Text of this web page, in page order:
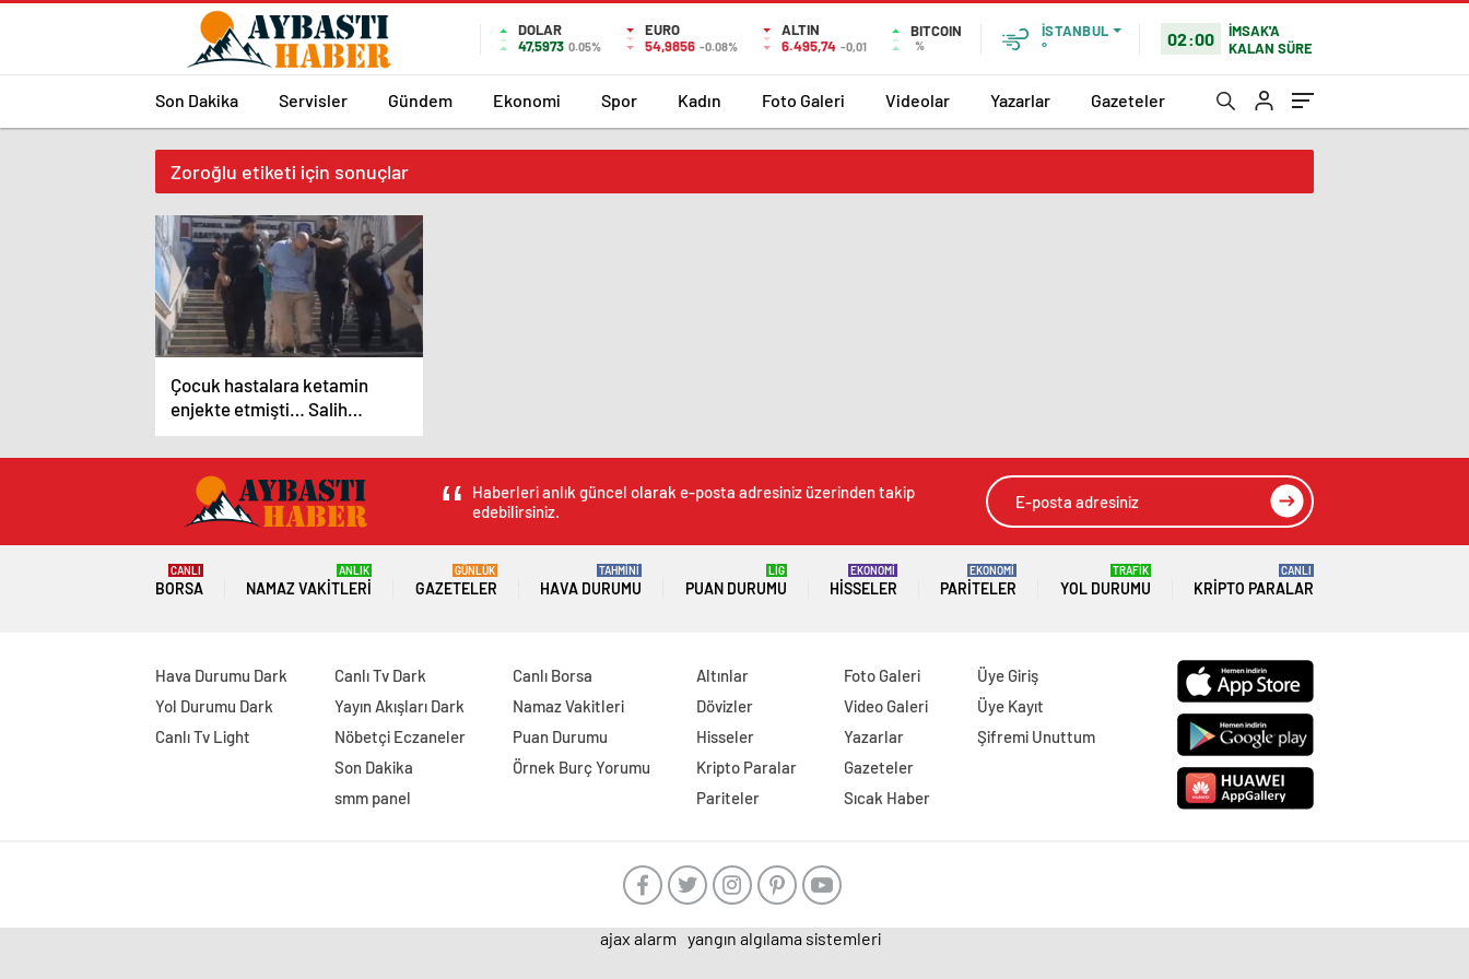
DOLAR
47,5973 0.05%
EURO
54,9856 -0.08%
ALTIN
6.495,74 -0,01
BITCOIN
%
İSTANBUL
°
02:00
İMSAK'A
KALAN SÜRE
Son Dakika Servisler Gündem Ekonomi Spor Kadın Foto Galeri Videolar Yazarlar Gazeteler
Zoroğlu etiketi için sonuçlar
Çocuk hastalara ketamin
enjekte etmişti… Salih
Zoroğlu kendisini savundu
Haberleri anlık güncel olarak e-posta adresiniz üzerinden takip
edebilirsiniz.
BORSA
CANLI
NAMAZ VAKITLERI
ANLIK
GAZETELER
GÜNLÜK
HAVA DURUMU
TAHMİNİ
PUAN DURUMU
LİG
HISSELER
EKONOMİ
PARITELER
EKONOMİ
YOL DURUMU
TRAFİK
KRIPTO PARALAR
CANLI
Hava Durumu Dark
Yol Durumu Dark
Canlı Tv Light
Canlı Tv Dark
Yayın Akışları Dark
Nöbetçi Eczaneler
Son Dakika
smm panel
Canlı Borsa
Namaz Vakitleri
Puan Durumu
Örnek Burç Yorumu
Altınlar
Dövizler
Hisseler
Kripto Paralar
Pariteler
Foto Galeri
Video Galeri
Yazarlar
Gazeteler
Sıcak Haber
Üye Giriş
Üye Kayıt
Şifremi Unuttum
ajax alarm yangın algılama sistemleri